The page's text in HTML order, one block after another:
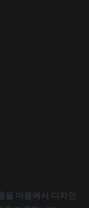
을 마음에서 디자인